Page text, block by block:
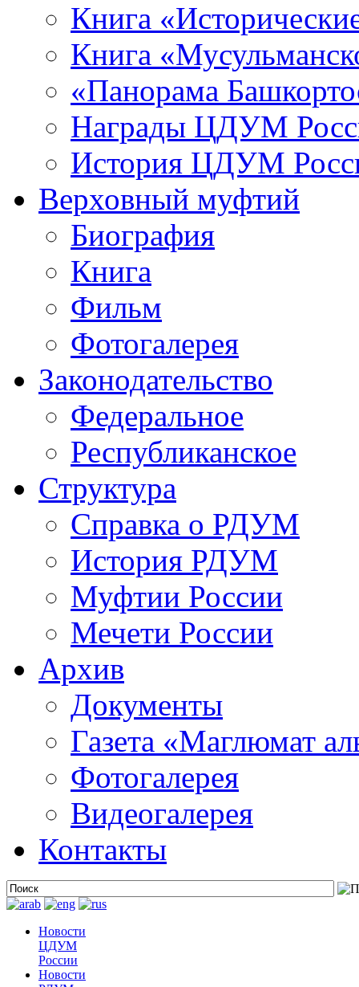
Книга
Книга
«Панорама
Награды ЦДУМ
История ЦДУМ
Верховный муфтий
Биография
Книга
Фильм
Фотогалерея
Законодательство
Федеральное
Республиканское
Структура
Справка о РДУМ
История РДУМ
Муфтии России
Мечети России
Архив
Документы
Газета «Маглюмат
Фотогалерея
Видеогалерея
Контакты
Новости
ЦДУМ
России
Новости